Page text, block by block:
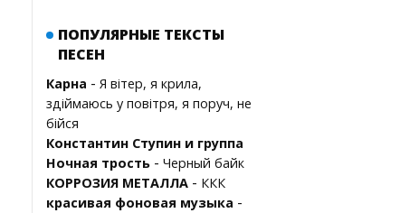
ПОПУЛЯРНЫЕ ТЕКСТЫ
ПЕСЕН
Карна - Я вітер, я крила,
здіймаюсь у повітря, я поруч, не
бійся
Константин Ступин и группа
Ночная трость - Черный байк
КОРРОЗИЯ МЕТАЛЛА - ККК
красивая фоновая музыка -